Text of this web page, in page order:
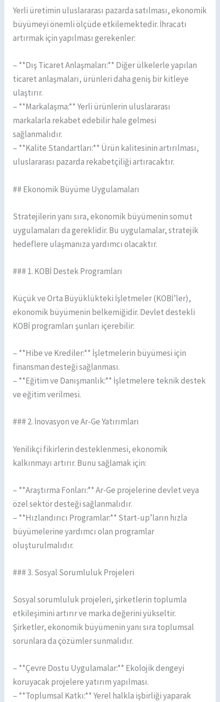
Yerli üretimin uluslararası pazarda satılması, ekonomik
büyümeyi önemli ölçüde etkilemektedir. İhracatı
artırmak için yapılması gerekenler:
– **Dış Ticaret Anlaşmaları:** Diğer ülkelerle yapılan
ticaret anlaşmaları, ürünleri daha geniş bir kitleye
ulaştırır.
– **Markalaşma:** Yerli ürünlerin uluslararası
markalarla rekabet edebilir hale gelmesi
sağlanmalıdır.
– **Kalite Standartları:** Ürün kalitesinin artırılması,
uluslararası pazarda rekabetçiliği artıracaktır.
## Ekonomik Büyüme Uygulamaları
Stratejilerin yanı sıra, ekonomik büyümenin somut
uygulamaları da gereklidir. Bu uygulamalar, stratejik
hedeflere ulaşmanıza yardımcı olacaktır.
### 1. KOBİ Destek Programları
Küçük ve Orta Büyüklükteki İşletmeler (KOBİ’ler),
ekonomik büyümenin belkemiğidir. Devlet destekli
KOBİ programları şunları içerebilir:
– **Hibe ve Krediler:** İşletmelerin büyümesi için
finansman desteği sağlanması.
– **Eğitim ve Danışmanlık:** İşletmelere teknik destek
ve eğitim verilmesi.
### 2. İnovasyon ve Ar-Ge Yatırımları
Yenilikçi fikirlerin desteklenmesi, ekonomik
kalkınmayı artırır. Bunu sağlamak için:
– **Araştırma Fonları:** Ar-Ge projelerine devlet veya
özel sektör desteği sağlanmalıdır.
– **Hızlandırıcı Programlar:** Start-up’ların hızla
büyümelerine yardımcı olan programlar
oluşturulmalıdır.
### 3. Sosyal Sorumluluk Projeleri
Sosyal sorumluluk projeleri, şirketlerin toplumla
etkileşimini artırır ve marka değerini yükseltir.
Şirketler, ekonomik büyümenin yanı sıra toplumsal
sorunlara da çözümler sunmalıdır.
– **Çevre Dostu Uygulamalar:** Ekolojik dengeyi
koruyacak projelere yatırım yapılması.
– **Toplumsal Katkı:** Yerel halkla işbirliği yaparak